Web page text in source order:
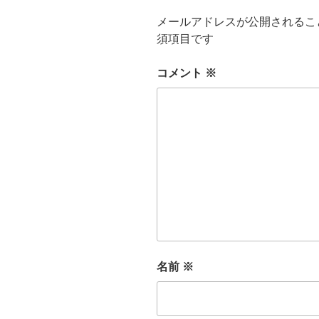
メールアドレスが公開される
須項目です
コメント ※
名前 ※